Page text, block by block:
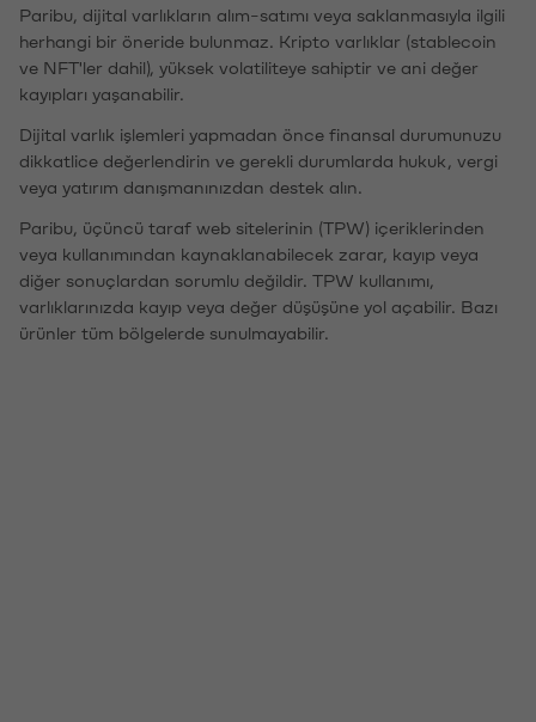
Paribu, dijital varlıkların alım-satımı veya saklanmasıyla ilgili
herhangi bir öneride bulunmaz. Kripto varlıklar (stablecoin
ve NFT'ler dahil), yüksek volatiliteye sahiptir ve ani değer
kayıpları yaşanabilir.
Dijital varlık işlemleri yapmadan önce finansal durumunuzu
dikkatlice değerlendirin ve gerekli durumlarda hukuk, vergi
veya yatırım danışmanınızdan destek alın.
Paribu, üçüncü taraf web sitelerinin (TPW) içeriklerinden
veya kullanımından kaynaklanabilecek zarar, kayıp veya
diğer sonuçlardan sorumlu değildir. TPW kullanımı,
varlıklarınızda kayıp veya değer düşüşüne yol açabilir. Bazı
ürünler tüm bölgelerde sunulmayabilir.